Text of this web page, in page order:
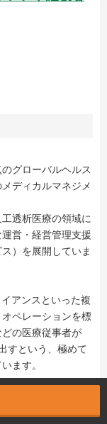
グローバルヘルス
ディカルマネジメ
透析医療の領域に
営・経営管理支援
）を展開していま
アンスといった複
ペレーションを標
の医療従事者が
すという、極めて
ます。
ハウを誇る一方、
ならではの圧倒的